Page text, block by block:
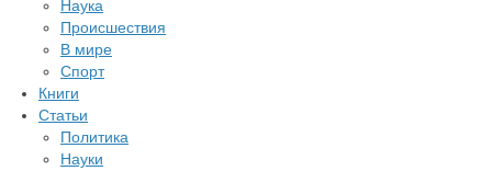
Наука
Происшествия
В мире
Спорт
Книги
Статьи
Политика
Науки